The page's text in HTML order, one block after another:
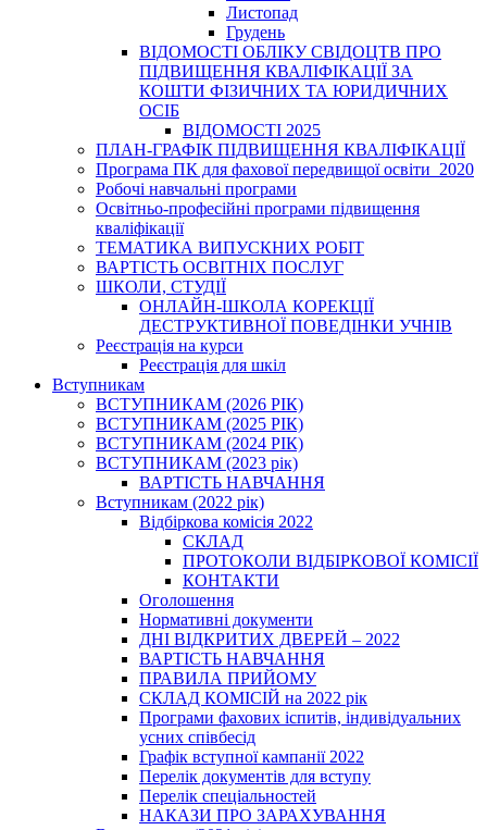
Листопад
Грудень
ВІДОМОСТІ ОБЛІКУ СВІДОЦТВ ПРО
ПІДВИЩЕННЯ КВАЛІФІКАЦІЇ ЗА
КОШТИ ФІЗИЧНИХ ТА ЮРИДИЧНИХ
ОСІБ
ВІДОМОСТІ 2025
ПЛАН-ГРАФІК ПІДВИЩЕННЯ КВАЛІФІКАЦІЇ
Програма ПК для фахової передвищої освіти_2020
Робочі навчальні програми
Освітньо-професійні програми підвищення
кваліфікації
ТЕМАТИКА ВИПУСКНИХ РОБІТ
ВАРТІСТЬ ОСВІТНІХ ПОСЛУГ
ШКОЛИ, СТУДІЇ
ОНЛАЙН-ШКОЛА КОРЕКЦІЇ
ДЕСТРУКТИВНОЇ ПОВЕДІНКИ УЧНІВ
Реєстрація на курси
Реєстрація для шкіл
Вступникам
ВСТУПНИКАМ (2026 РІК)
ВСТУПНИКАМ (2025 РІК)
ВСТУПНИКАМ (2024 РІК)
ВСТУПНИКАМ (2023 рік)
ВАРТІСТЬ НАВЧАННЯ
Вступникам (2022 рік)
Відбіркова комісія 2022
СКЛАД
ПРОТОКОЛИ ВІДБІРКОВОЇ КОМІСІЇ
КОНТАКТИ
Оголошення
Нормативні документи
ДНІ ВІДКРИТИХ ДВЕРЕЙ – 2022
ВАРТІСТЬ НАВЧАННЯ
ПРАВИЛА ПРИЙОМУ
СКЛАД КОМІСІЙ на 2022 рік
Програми фахових іспитів, індивідуальних
усних співбесід
Графік вступної кампанії 2022
Перелік документів для вступу
Перелік спеціальностей
НАКАЗИ ПРО ЗАРАХУВАННЯ